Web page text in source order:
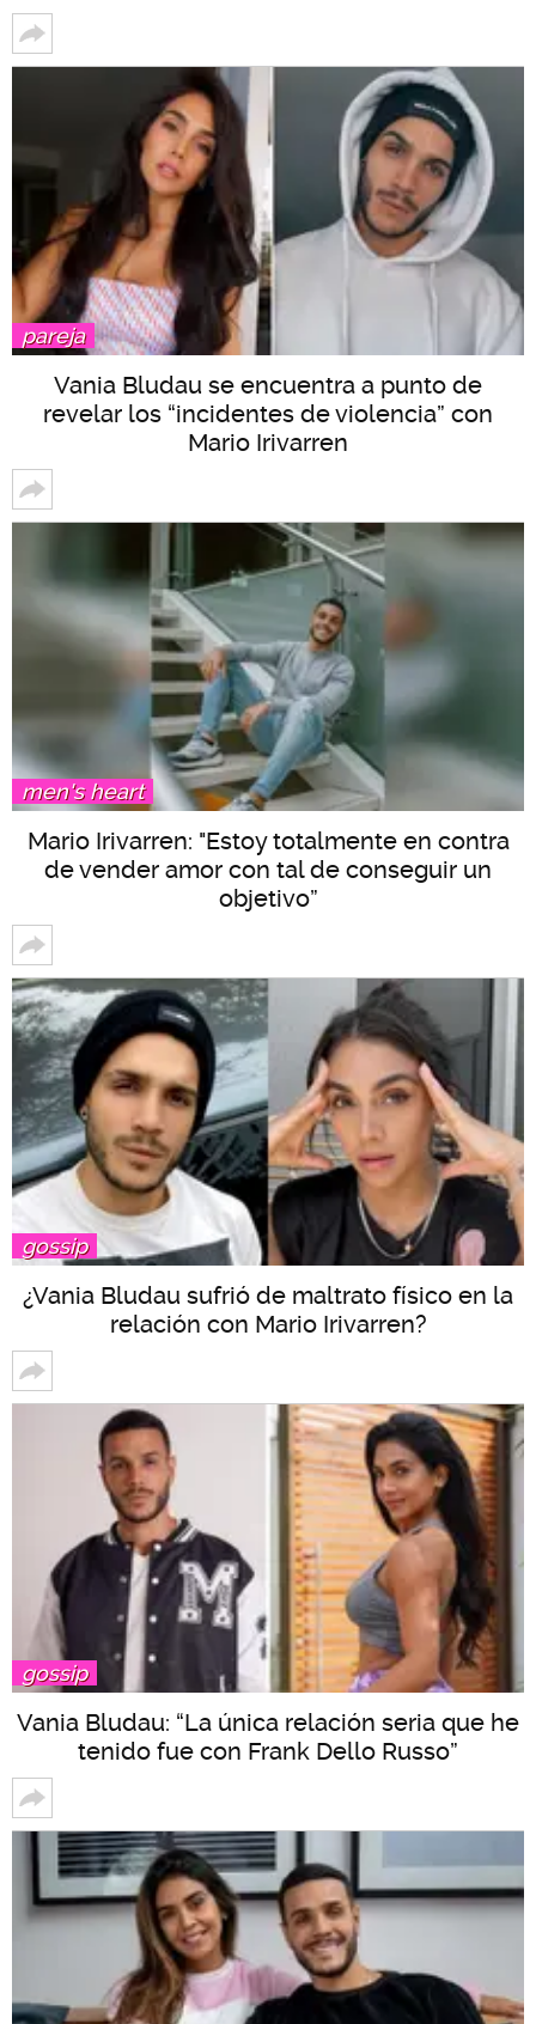
pareja
Vania Bludau se encuentra a punto de
revelar los “incidentes de violencia” con
Mario Irivarren
men's heart
Mario Irivarren: "Estoy totalmente en contra
de vender amor con tal de conseguir un
objetivo”
gossip
¿Vania Bludau sufrió de maltrato físico en la
relación con Mario Irivarren?
gossip
Vania Bludau: “La única relación seria que he
tenido fue con Frank Dello Russo”